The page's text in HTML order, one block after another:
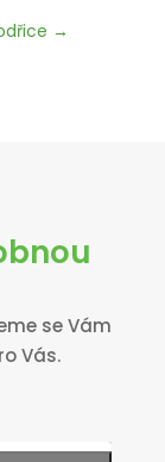
→
se Vám
Vás.